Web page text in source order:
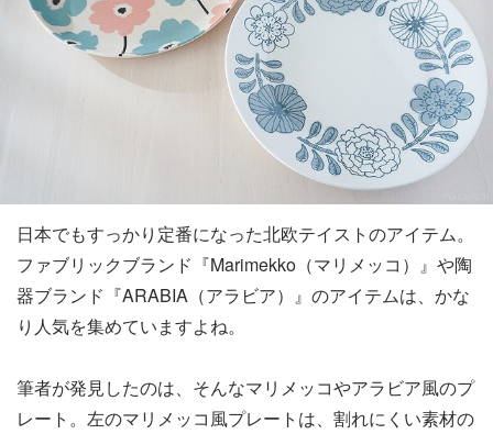
日本でもすっかり定番になった北欧テイストのアイテム。
ファブリックブランド『Marimekko（マリメッコ）』や陶
器ブランド『ARABIA（アラビア）』のアイテムは、かな
り人気を集めていますよね。
筆者が発見したのは、そんなマリメッコやアラビア風のプ
レート。左のマリメッコ風プレートは、割れにくい素材の